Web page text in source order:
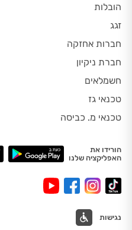
הובלות
זגג
חברות אחזקה
חברת ניקיון
חשמלאים
טכנאי גז
טכנאי מ. כביסה
הורידו את
האפליקציה שלנו
נגישות